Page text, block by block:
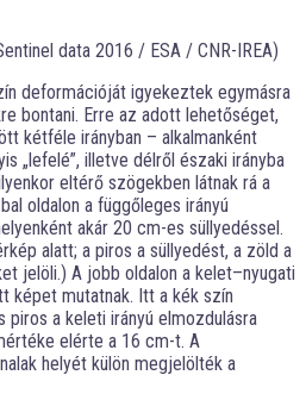
data 2016 / ESA / CNR-IREA)
deformációját igyekeztek egymásra
bontani. Erre az adott lehetőséget,
kétféle irányban – alkalmanként
„lefelé”, illetve délről északi irányba
eltérő szögekben látnak rá a
oldalon a függőleges irányú
akár 20 cm-es süllyedéssel.
alatt; a piros a süllyedést, a zöld a
jelöli.) A jobb oldalon a kelet–nyugati
képet mutatnak. Itt a kék szín
piros a keleti irányú elmozdulásra
elérte a 16 cm-t. A
helyét külön megjelölték a